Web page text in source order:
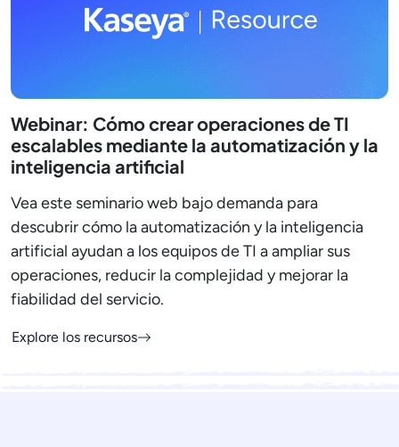
Webinar: Cómo crear operaciones de TI
escalables mediante la automatización y la
inteligencia artificial
Vea este seminario web bajo demanda para
descubrir cómo la automatización y la inteligencia
artificial ayudan a los equipos de TI a ampliar sus
operaciones, reducir la complejidad y mejorar la
fiabilidad del servicio.
Explore los recursos